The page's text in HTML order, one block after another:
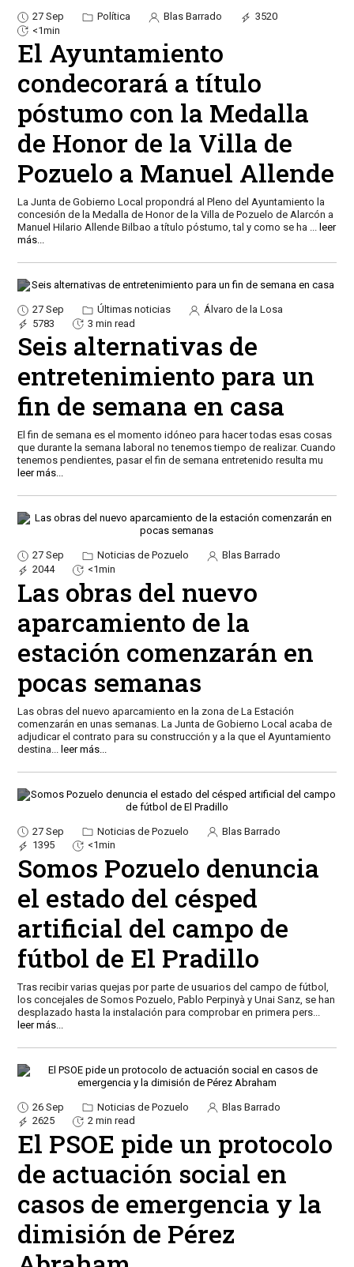
27 Sep Política Blas Barrado
3520
<1min
El Ayuntamiento
condecorará a título
póstumo con la Medalla
de Honor de la Villa de
Pozuelo a Manuel Allende
La Junta de Gobierno Local propondrá al Pleno del Ayuntamiento la
concesión de la Medalla de Honor de la Villa de Pozuelo de Alarcón a
Manuel Hilario Allende Bilbao a título póstumo, tal y como se ha ... leer
más...
27 Sep Últimas noticias
Álvaro de la Losa
5783
3 min read
Seis alternativas de
entretenimiento para un
fin de semana en casa
El fin de semana es el momento idóneo para hacer todas esas cosas
que durante la semana laboral no tenemos tiempo de realizar. Cuando
tenemos pendientes, pasar el fin de semana entretenido resulta mu
leer más...
27 Sep Noticias de Pozuelo
Blas Barrado
2044
<1min
Las obras del nuevo
aparcamiento de la
estación comenzarán en
pocas semanas
Las obras del nuevo aparcamiento en la zona de La Estación
comenzarán en unas semanas. La Junta de Gobierno Local acaba de
adjudicar el contrato para su construcción y a la que el Ayuntamiento
destina
leer más...
27 Sep Noticias de Pozuelo
Blas Barrado
1395
<1min
Somos Pozuelo denuncia
el estado del césped
artificial del campo de
fútbol de El Pradillo
Tras recibir varias quejas por parte de usuarios del campo de fútbol,
los concejales de Somos Pozuelo, Pablo Perpinyà y Unai Sanz, se han
desplazado hasta la instalación para comprobar en primera pers...
leer más...
26 Sep Noticias de Pozuelo
Blas Barrado
2625
2 min read
El PSOE pide un protocolo
de actuación social en
casos de emergencia y la
dimisión de Pérez